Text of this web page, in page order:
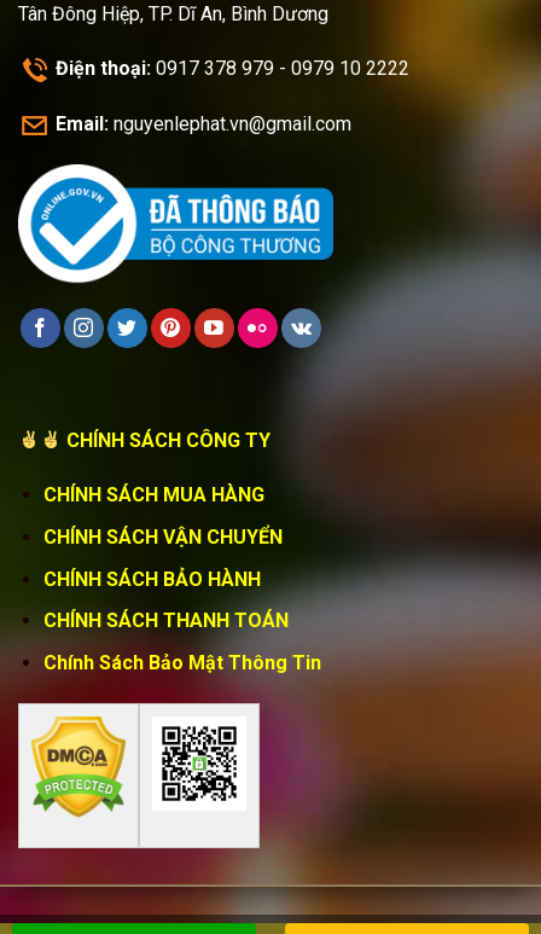
Tân Đông Hiệp, TP. Dĩ An, Bình Dương
Điện thoại: 0917 378 979 - 0979 10 2222
Email: nguyenlephat.vn@gmail.com
CHÍNH SÁCH CÔNG TY
CHÍNH SÁCH MUA HÀNG
CHÍNH SÁCH VẬN CHUYỂN
CHÍNH SÁCH BẢO HÀNH
CHÍNH SÁCH THANH TOÁN
Chính Sách Bảo Mật Thông Tin